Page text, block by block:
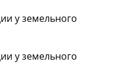
у земельного
у земельного